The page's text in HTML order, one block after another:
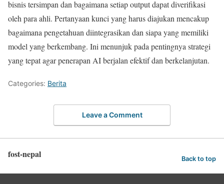
bisnis tersimpan dan bagaimana setiap output dapat diverifikasi
oleh para ahli. Pertanyaan kunci yang harus diajukan mencakup
bagaimana pengetahuan diintegrasikan dan siapa yang memiliki
model yang berkembang. Ini menunjuk pada pentingnya strategi
yang tepat agar penerapan AI berjalan efektif dan berkelanjutan.
Categories: Berita
Leave a Comment
fost-nepal Back to top